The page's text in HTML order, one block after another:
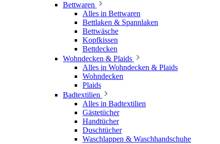
Bettwaren
Alles in Bettwaren
Bettlaken & Spannlaken
Bettwäsche
Kopfkissen
Bettdecken
Wohndecken & Plaids
Alles in Wohndecken & Plaids
Wohndecken
Plaids
Badtextilien
Alles in Badtextilien
Gästetücher
Handtücher
Duschtücher
Waschlappen & Waschhandschuhe